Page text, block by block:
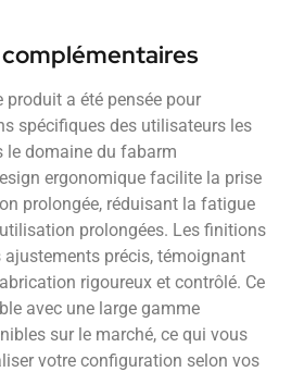
produit a été pensée pour
spécifiques des utilisateurs les
le domaine du fabarm
ergonomique facilite la prise
prolongée, réduisant la fatigue
prolongées. Les finitions
ajustements précis, témoignant
rigoureux et contrôlé. Ce
avec une large gamme
sur le marché, ce qui vous
votre configuration selon vos